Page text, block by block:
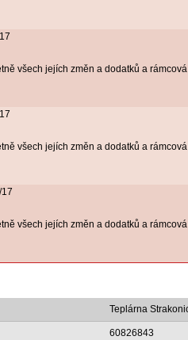
všech jejích změn a dodatků a
všech jejích změn a dodatků a
všech jejích změn a dodatků a
Teplárna
60826843